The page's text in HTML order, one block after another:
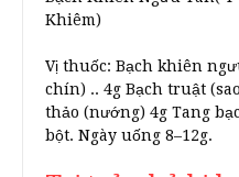
Khiêm)
Vị thuốc: Bạch khiên
chín) .. 4g Bạch truật
thảo (nướng) 4g Tang
bột. Ngày uống 8–12g.